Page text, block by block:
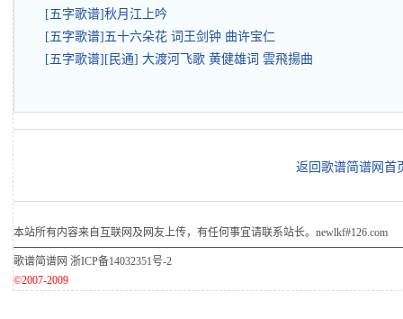
[五字歌谱]秋月江上吟
[五字歌谱]五十六朵花 词王剑钟 曲许宝仁
[五字歌谱][民通] 大渡河飞歌 黄健雄词 雲飛揚曲
返回歌谱简谱网首
本站所有内容来自互联网及网友上传，有任何事宜请联系站长。newlkf#126.com
歌谱简谱网 浙ICP备14032351号-2
©2007-2009